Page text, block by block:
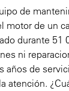
de
motor de un
durante 51
ni
años de
atención.